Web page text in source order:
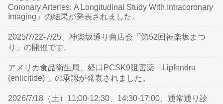
Coronary Arteries: A Longitudinal Study With Intracoronary
Imaging」の結果が発表されました。
2025/7/22-7/25、神楽坂通り商店会「第52回神楽坂まつ
り」の開催です。
アメリカ食品衛生局、経口PCSK9阻害薬「Lipfendra
(enlicitide) 」の承認が発表されました。
2026/7/18（土）11:00-12:30、14:30-17:00、通常通り診